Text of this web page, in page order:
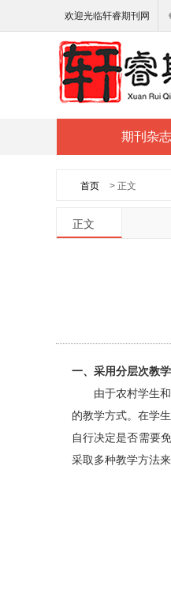
欢迎光临轩睿期刊网
期刊杂
首页 > 正文
正文
一、采用分层次教学
由于农村学生和
的教学方式。在学
自行决定是否需要
采取多种教学方法